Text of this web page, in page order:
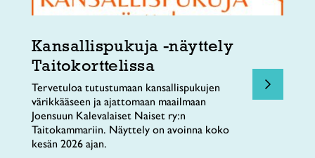
Kansallispukuja -näyttely
Taitokorttelissa
Tervetuloa tutustumaan kansallispukujen
värikkääseen ja ajattomaan maailmaan
Joensuun Kalevalaiset Naiset ry:n
Taitokammariin. Näyttely on avoinna koko
kesän 2026 ajan.